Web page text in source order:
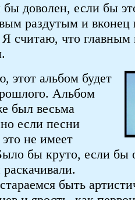
доволен, если бы
раздутым и
Я считаю, что
этот альбом будет
Альбом
был весьма
если песни
не имеет
бы круто, если бы
быть